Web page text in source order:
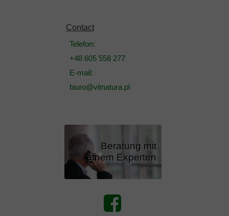
Contact
Telefon:
+48 605 558 277
E-mail:
biuro@vitnatura.pl
Beratung mit
einem Experten